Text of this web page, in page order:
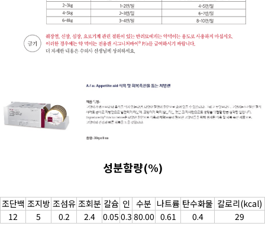
성분함량(%)
조단백 조지방 조섬유 조회분 칼슘 인 수분 나트륨 탄수화물 칼로리(kcal)
12
5 0.2 2.4 0.05 0.3 80.00 0.61 0.4 29